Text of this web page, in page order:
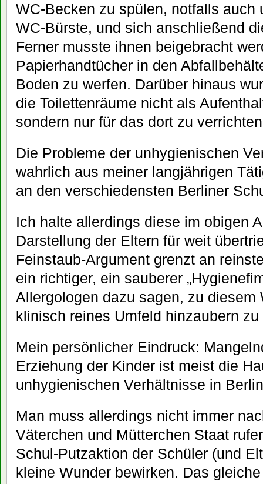
WC-Becken zu spülen, notfalls auch
WC-Bürste, und sich anschließend
Ferner musste ihnen beigebracht
Papierhandtücher in den
Boden zu werfen. Darüber hinaus
die Toilettenräume nicht als
sondern nur für das dort zu
Die Probleme der unhygienischen
wahrlich aus meiner langjährigen
an den verschiedensten Berliner
Ich halte allerdings diese im obigen
Darstellung der Eltern für weit
Feinstaub-Argument grenzt an
ein richtiger, ein sauberer
Allergologen dazu sagen, zu diesem
klinisch reines Umfeld hinzaubern zu
Mein persönlicher Eindruck:
Erziehung der Kinder ist meist die
unhygienischen Verhältnisse in
Man muss allerdings nicht immer
Väterchen und Mütterchen Staat
Schul-Putzaktion der Schüler (und
kleine Wunder bewirken. Das